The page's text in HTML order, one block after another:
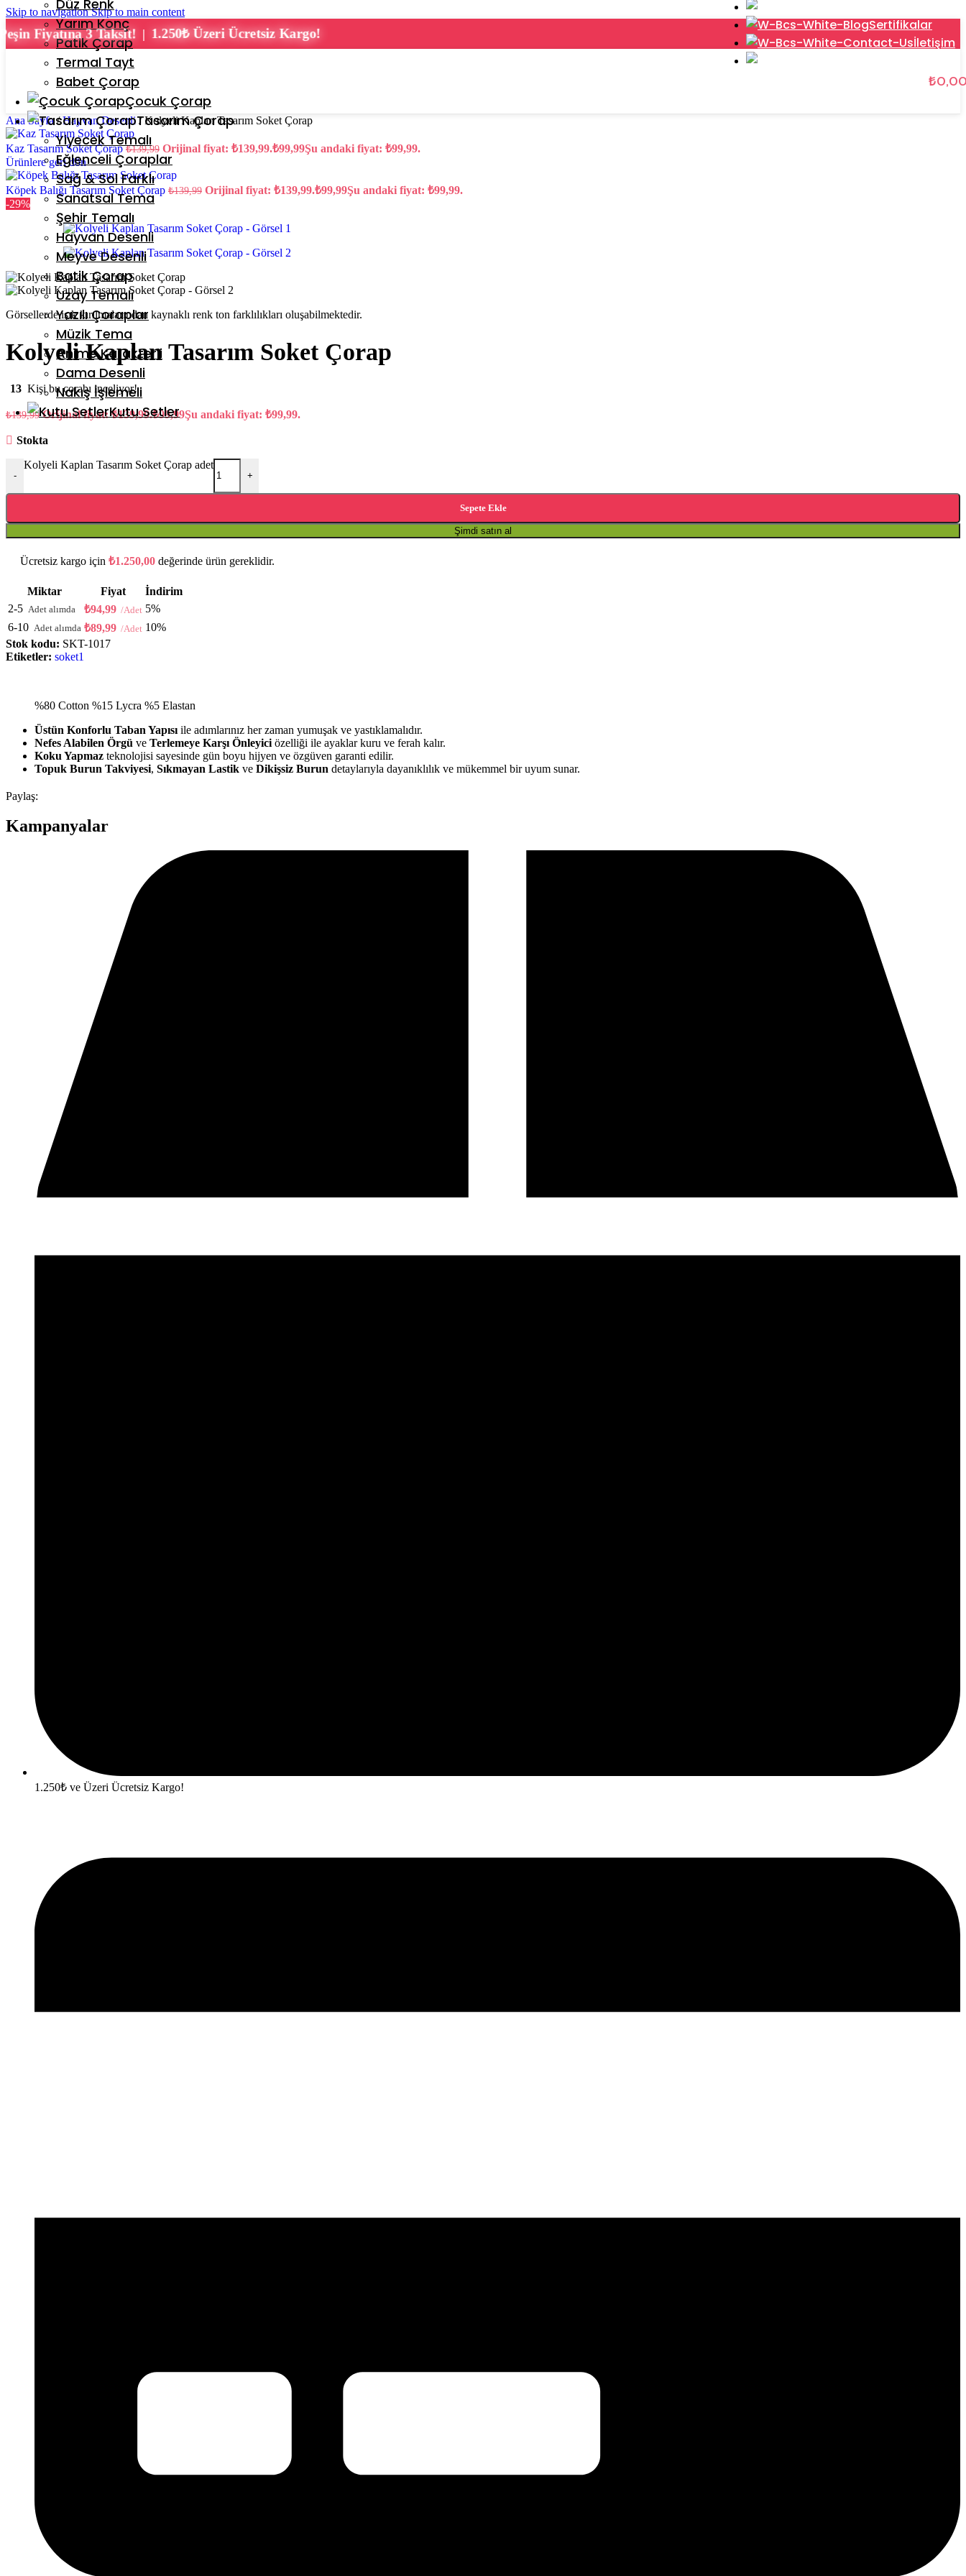
Skip to navigationSkip to main content
Peşin Fiyatına 3 Taksit! | 1.250₺ Üzeri Ücretsiz Kargo!
Sertifikalar
İletişim
Düz Renk
Yarım Konç
Patik Çorap
Termal Tayt
Babet Çorap
Çocuk Çorap
Tasarım Çorap
Yiyecek Temalı
Eğlenceli Çoraplar
Sağ & Sol Farklı
Sanatsal Tema
Şehir Temalı
Hayvan Desenli
Meyve Desenli
Batik Çorap
Uzay Temalı
Yazılı Çoraplar
Müzik Tema
Anime Karakterli
Dama Desenli
Nakış İşlemeli
Kutu Setler
₺
Ana Sayfa/ Hayvan Desenli/ Kolyeli Kaplan Tasarım Soket Çorap
Kaz Tasarım Soket Çorap₺139,99 Orijinal fiyat: ₺139,99.₺99,99Şu andaki fiyat: ₺99,99.
Ürünlere geri dön
Köpek Balığı Tasarım Soket Çorap ₺139,99 Orijinal fiyat: ₺139,99.₺99,99Şu andaki fiyat: ₺99,99.
-29%
Görsellerde ışık kırılmalarından kaynaklı renk ton farklılıkları oluşabilmektedir.
Kolyeli Kaplan Tasarım Soket Çorap
13 Kişi bu çorabı inceliyor!
₺139,99 Orijinal fiyat: ₺139,99.₺99,99Şu andaki fiyat: ₺99,99.
Stokta
-
Kolyeli Kaplan Tasarım Soket Çorap adet
+
Sepete Ekle
Şimdi satın al
Ücretsiz kargo için ₺1.250,00 değerinde ürün gereklidir.
Miktar Fiyat
İndirim
2-5
₺94,99
5%
6-10
₺89,99
10%
Stok kodu: SKT-1017
Etiketler: soket1
%80 Cotton %15 Lycra %5 Elastan
Üstün Konforlu Taban Yapısı ile adımlarınız her zaman yumuşak ve yastıklamalıdır.
Nefes Alabilen Örgü ve Terlemeye Karşı Önleyici özelliği ile ayaklar kuru ve ferah kalır.
Koku Yapmaz teknolojisi sayesinde gün boyu hijyen ve özgüven garanti edilir.
Topuk Burun Takviyesi, Sıkmayan Lastik ve Dikişsiz Burun detaylarıyla dayanıklılık ve mükemmel bir uyum sunar.
Paylaş:
Kampanyalar
1.250₺ ve Üzeri Ücretsiz Kargo!